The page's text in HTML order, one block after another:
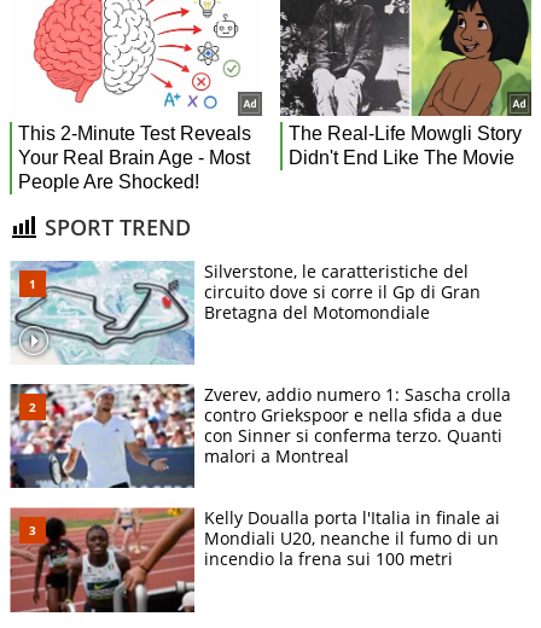
SPORT TREND
Silverstone, le caratteristiche del
circuito dove si corre il Gp di Gran
Bretagna del Motomondiale
Zverev, addio numero 1: Sascha crolla
contro Griekspoor e nella sfida a due
con Sinner si conferma terzo. Quanti
malori a Montreal
Kelly Doualla porta l'Italia in finale ai
Mondiali U20, neanche il fumo di un
incendio la frena sui 100 metri